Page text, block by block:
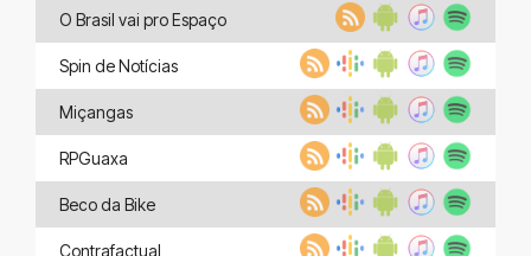
O Brasil vai pro Espaço
Spin de Notícias
Miçangas
RPGuaxa
Beco da Bike
Contrafactual